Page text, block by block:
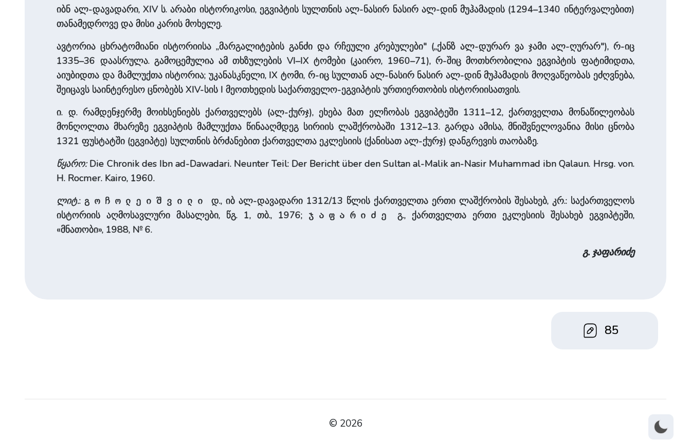
იბნ ალ-დავადარი, XIV ს. არაბი ისტორიკოსი, ეგვიპტის სულთნის ალ-ნასირ ნასირ ალ-დინ მუჰამადის (1294–1340 ინტერვალებით)
თანამედროვე და მისი კარის მოხელე.
ავტორია ცხრატომიანი ისტორიისა „მარგალიტების განძი და რჩეული კრებულები" („ქანზ ალ-დურარ ვა ჯამი ალ-ღურარ"), რ-იც
1335–36 დაასრულა. გამოცემულია ამ თხზულების VI–IX ტომები (კაირო, 1960–71), რ-შიც მოთხრობილია ეგვიპტის ფატიმიდთა,
აიუბიდთა და მამლუქთა ისტორია; უკანასკნელი, IX ტომი, რ-იც სულთან ალ-ნასირ ნასირ ალ-დინ მუჰამადის მოღვაწეობას ეძღვნება,
შეიცავს საინტერესო ცნობებს XIV-სის I მეოთხედის საქართველო-ეგვიპტის ურთიერთობის ისტორიისათვის.
ი. დ. რამდენჯერმე მოიხსენიებს ქართველებს (ალ-ქურჯ), ეხება მათ ელჩობას ეგვიპტეში 1311–12, ქართველთა მონაწილეობას
მონღოლთა მხარეზე ეგვიპტის მამლუქთა წინააღმდეგ სირიის ლაშქრობაში 1312–13. გარდა ამისა, მნიშვნელოვანია მისი ცნობა
1321 ფუსტატში (ეგვიპტე) სულთნის ბრძანებით ქართველთა ეკლესიის (ქანისათ ალ-ქურჯ) დანგრევის თაობაზე.
წყარო:Die Chronik des Ibn ad-Dawadari. Neunter Teil: Der Bericht über den Sultan al-Malik an-Nasir Muhammad ibn Qalaun. Hrsg. von.
H. Rocmer. Kairo, 1960.
ლიტ.:გოჩოლეიშვილი
დ., იბ ალ-დავადარი 1312/13 წლის ქართველთა ერთი ლაშქრობის შესახებ, კრ.: საქართველოს
ისტორიის აღმოსავლური მასალები, წგ. 1, თბ., 1976; ჯაფარიძე
გ., ქართველთა ერთი ეკლესიის შესახებ ეგვიპტეში,
«მნათობი», 1988, № 6.
გ. ჯაფარიძე
85
© 2026